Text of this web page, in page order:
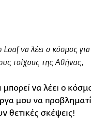
Loaf να λέει ο κόσμος
τοίχους της Αθήνας;
μπορεί να λέει ο
μου να
θετικές σκέψεις!